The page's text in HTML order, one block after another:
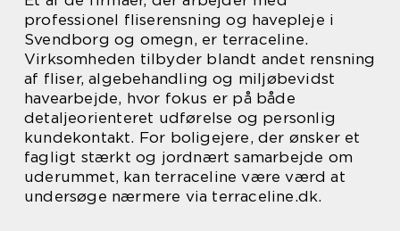
professionel fliserensning og havepleje i
Svendborg og omegn, er terraceline.
Virksomheden tilbyder blandt andet rensning
af fliser, algebehandling og miljøbevidst
havearbejde, hvor fokus er på både
detaljeorienteret udførelse og personlig
kundekontakt. For boligejere, der ønsker et
fagligt stærkt og jordnært samarbejde om
uderummet, kan terraceline være værd at
undersøge nærmere via terraceline.dk.